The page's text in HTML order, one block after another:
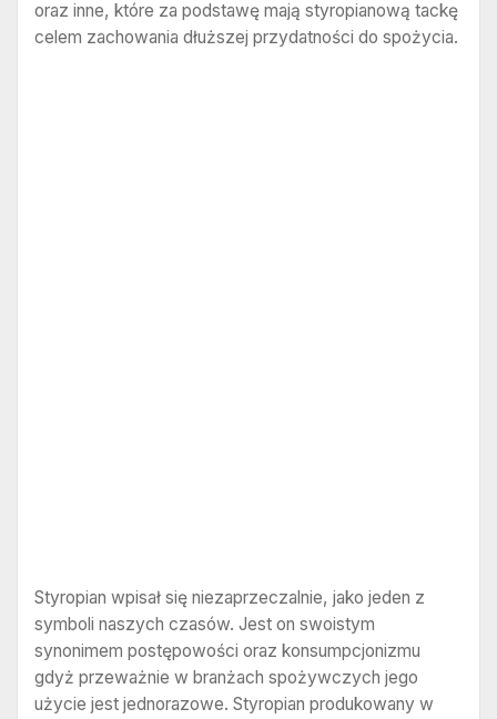
oraz inne, które za podstawę mają styropianową tackę
celem zachowania dłuższej przydatności do spożycia.
Styropian wpisał się niezaprzeczalnie, jako jeden z
symboli naszych czasów. Jest on swoistym
synonimem postępowości oraz konsumpcjonizmu
gdyż przeważnie w branżach spożywczych jego
użycie jest jednorazowe. Styropian produkowany w